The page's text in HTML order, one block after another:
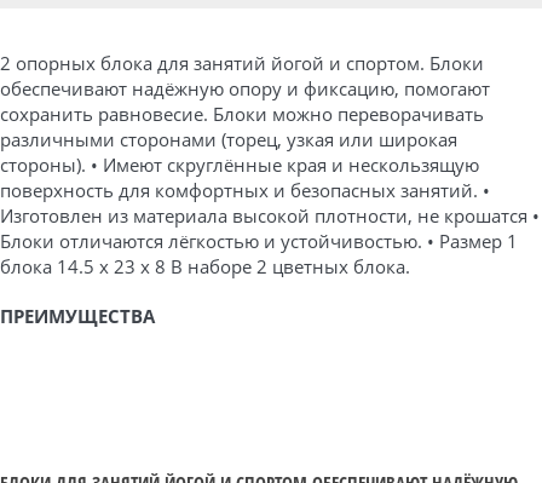
2 опорных блока для занятий йогой и спортом. Блоки
обеспечивают надёжную опору и фиксацию, помогают
сохранить равновесие. Блоки можно переворачивать
различными сторонами (торец, узкая или широкая
стороны). • Имеют скруглённые края и нескользящую
поверхность для комфортных и безопасных занятий. •
Изготовлен из материала высокой плотности, не крошатся •
Блоки отличаются лёгкостью и устойчивостью. • Размер 1
блока 14.5 x 23 x 8 В наборе 2 цветных блока.
ПРЕИМУЩЕСТВА